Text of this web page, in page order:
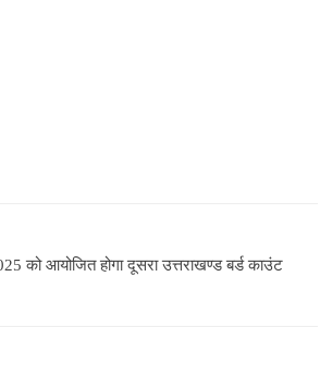
को आयोजित होगा दूसरा उत्तराखण्ड बर्ड काउंट